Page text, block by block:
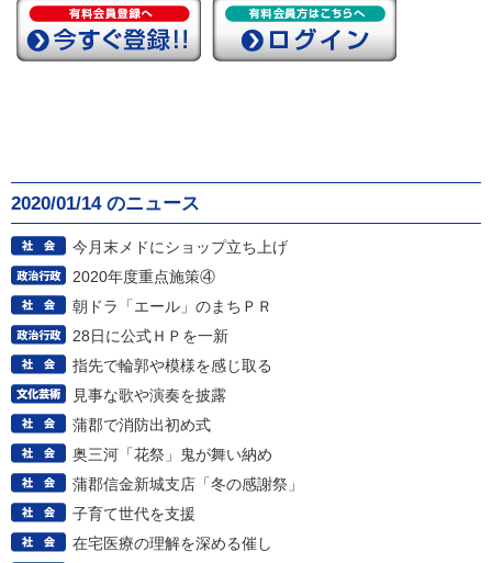
2020/01/14 のニュース
今月末メドにショップ立ち上げ
2020年度重点施策④
朝ドラ「エール」のまちＰＲ
28日に公式ＨＰを一新
指先で輪郭や模様を感じ取る
見事な歌や演奏を披露
蒲郡で消防出初め式
奥三河「花祭」鬼が舞い納め
蒲郡信金新城支店「冬の感謝祭」
子育て世代を支援
在宅医療の理解を深める催し